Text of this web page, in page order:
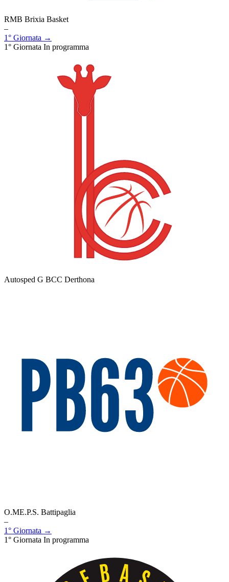
RMB Brixia Basket
–
1° Giornata →
1° Giornata In programma
Autosped G BCC Derthona
O.ME.P.S. Battipaglia
–
1° Giornata →
1° Giornata In programma